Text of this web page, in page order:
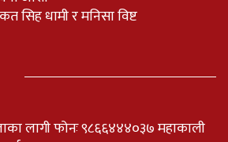
सिह धामी र मनिसा विष्ट
लागी फोनः ९८६६४४४०३७ महाकाली